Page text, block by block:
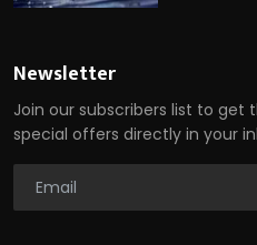
Newsletter
Join our subscribers list to get
special offers directly in your